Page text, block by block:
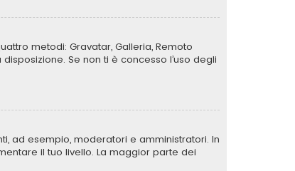
metodi: Gravatar, Galleria, Remoto
Se non ti è concesso l’uso degli
ad esempio, moderatori e amministratori. In
il tuo livello. La maggior parte dei